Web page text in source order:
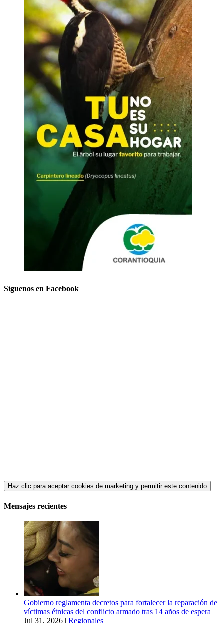
Síguenos en Facebook
Haz clic para aceptar cookies de marketing y permitir este contenido
Mensajes recientes
Gobierno reglamenta decretos para fortalecer la reparación de
víctimas étnicas del conflicto armado tras 14 años de espera
Jul 31, 2026 | Regionales